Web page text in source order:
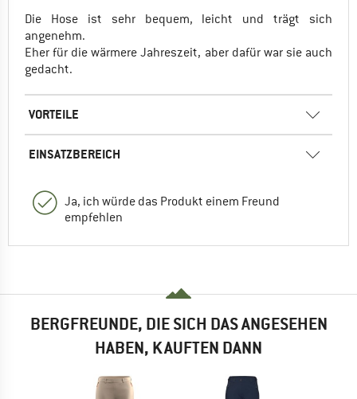
Die Hose ist sehr bequem, leicht und trägt sich
angenehm.
Eher für die wärmere Jahreszeit, aber dafür war sie auch
gedacht.
VORTEILE
EINSATZBEREICH
Ja, ich würde das Produkt einem Freund
empfehlen
BERGFREUNDE, DIE SICH DAS ANGESEHEN
HABEN, KAUFTEN DANN